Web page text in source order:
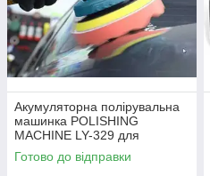
Акумуляторна полірувальна
машинка POLISHING
MACHINE LY-329 для
автомобіля та інших
поверхонь на 2 акумулятори
Готово до відправки